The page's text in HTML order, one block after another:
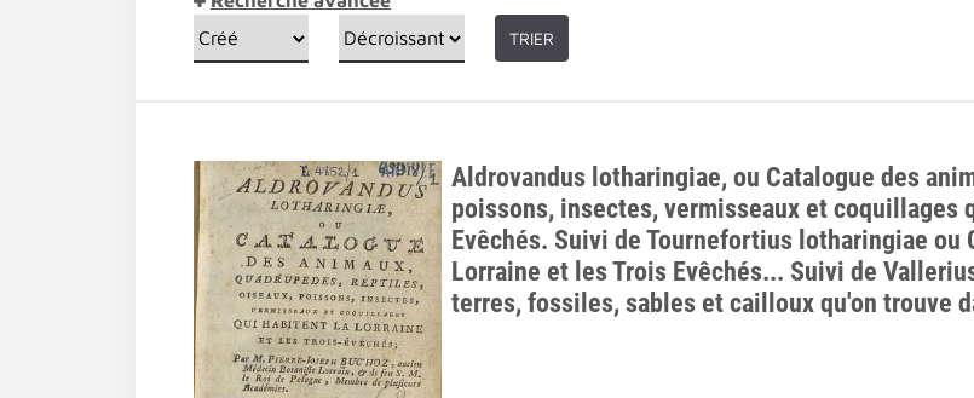
TRIER
Aldrovandus lotharingiae, ou Catalogue des
poissons, insectes, vermisseaux et
Evêchés. Suivi de Tournefortius lotharingiae
Lorraine et les Trois Evêchés... Suivi de
terres, fossiles, sables et cailloux qu'on trouve